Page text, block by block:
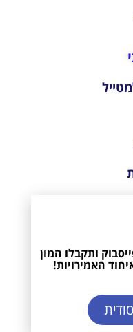
ותקבלו המון
האמירויות!